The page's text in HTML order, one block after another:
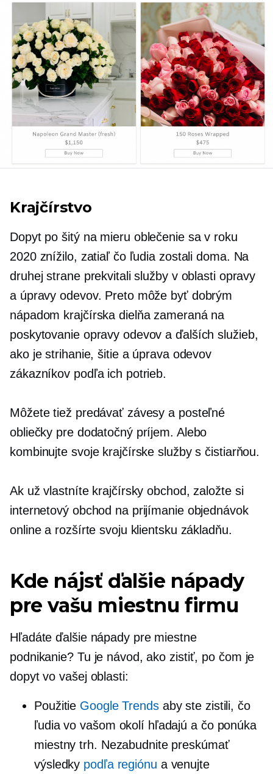
Krajčírstvo
Dopyt pošitý na mieru oblečenie sa v roku
2020 znížilo, zatiaľ čo ľudia zostali doma. Na
druhej strane prekvitali služby v oblasti opravy
a úpravy odevov. Preto môže byť dobrým
nápadom krajčírska dielňa zameraná na
poskytovanie opravy odevov a ďalších služieb,
ako je strihanie, šitie a úprava odevov
zákazníkov podľa ich potrieb.
Môžete tiež predávať závesy a posteľné
obliečky pre dodatočný príjem. Alebo
kombinujte svoje krajčírske služby s čistiarňou.
Ak už vlastníte krajčírsky obchod, založte si
internetový obchod na prijímanie objednávok
online a rozšírte svoju klientsku základňu.
Kde nájsť ďalšie nápady
pre vašu miestnu firmu
Hľadáte ďalšie nápady pre miestne
podnikanie? Tu je návod, ako zistiť, po čom je
dopyt vo vašej oblasti:
Použitie Google Trendsaby ste zistili, čo
ľudia vo vašom okolí hľadajú a čo ponúka
miestny trh. Nezabudnite preskúmať
výsledky podľa regiónu a venujte